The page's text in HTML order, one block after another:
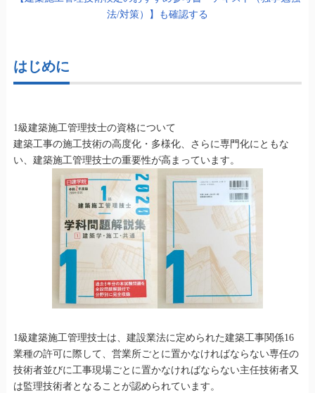
法/対策）】も確認する
はじめに
1級建築施工管理技士の資格について
建築工事の施工技術の高度化・多様化、さらに専門化にともな
い、建築施工管理技士の重要性が高まっています。
1級建築施工管理技士は、建設業法に定められた建築工事関係16
業種の許可に際して、営業所ごとに置かなければならない専任の
技術者並びに工事現場ごとに置かなければならない主任技術者又
は監理技術者となることが認められています。